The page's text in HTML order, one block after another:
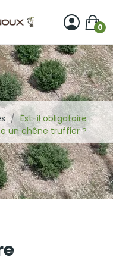
0
Est-il obligatoire
un chêne truffier ?